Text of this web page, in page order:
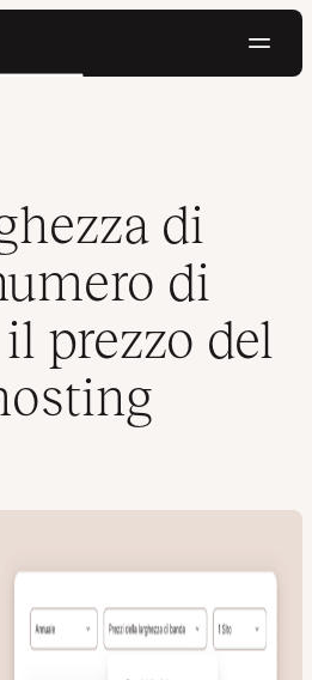
o numero di visite per il prezzo del
di
di
prezzo del